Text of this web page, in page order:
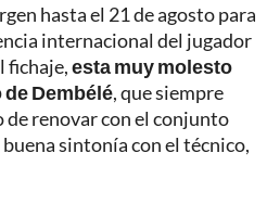
hasta el 21 de agosto para
internacional del jugador
fichaje,esta muy molesto
Dembélé, que siempre
de renovar con el conjunto
sintonía con el técnico,